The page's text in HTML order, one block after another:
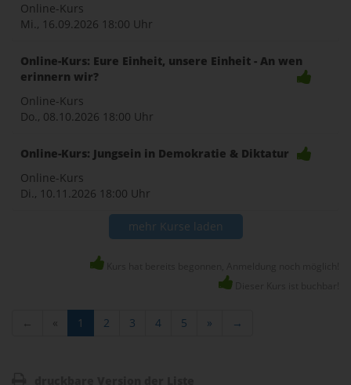
Online-Kurs
Mi., 16.09.2026 18:00 Uhr
Online-Kurs: Eure Einheit, unsere Einheit - An wen
erinnern wir?
Online-Kurs
Do., 08.10.2026 18:00 Uhr
Online-Kurs: Jungsein in Demokratie & Diktatur
Online-Kurs
Di., 10.11.2026 18:00 Uhr
mehr Kurse laden
← « 1 2 3 4 5 » →